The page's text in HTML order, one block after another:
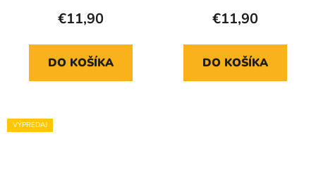
€11,90
DO KOŠÍKA
€11,90
DO KOŠÍKA
VÝPREDAJ